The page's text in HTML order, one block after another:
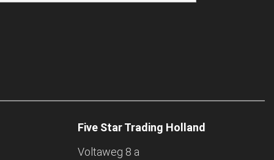
Five Star Trading Holland
Voltaweg 8 a